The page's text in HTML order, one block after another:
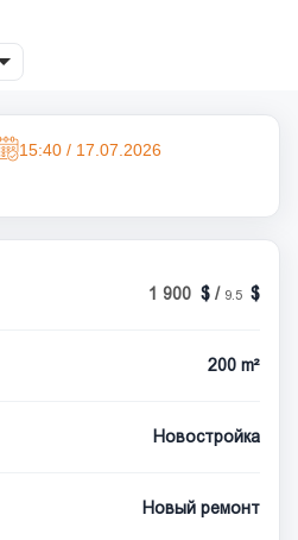
15:40 / 17.07.2026
1 900 / 9.5
200 m²
Новостройка
Новый ремонт